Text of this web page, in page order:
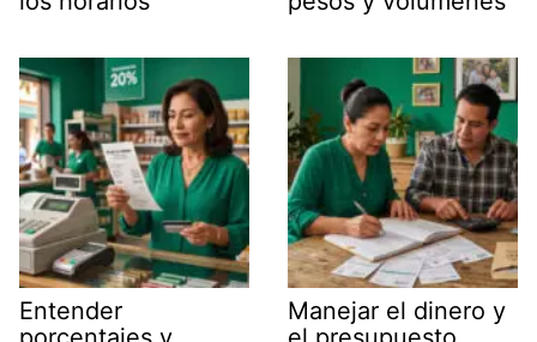
Entender
Manejar el dinero y